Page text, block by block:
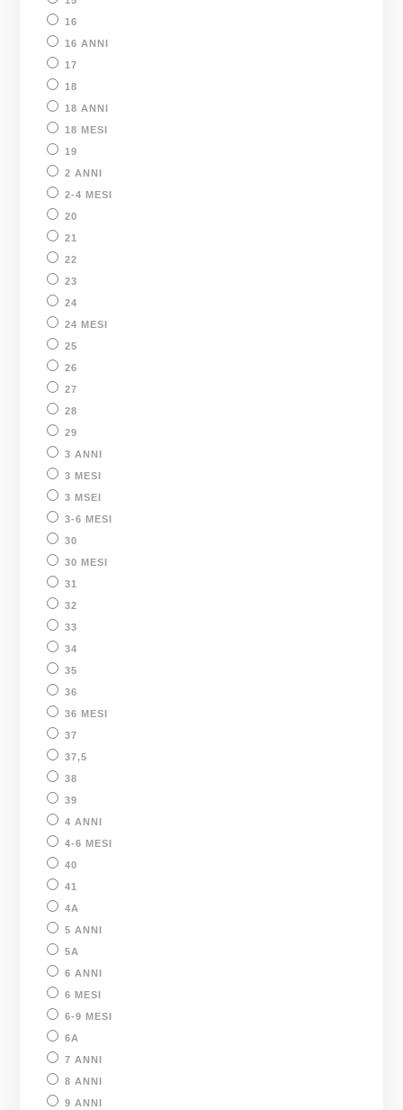
16
16 ANNI
17
18
18 ANNI
18 MESI
19
2 ANNI
2-4 MESI
20
21
22
23
24
24 MESI
25
26
27
28
29
3 ANNI
3 MESI
3 MSEI
3-6 MESI
30
30 MESI
31
32
33
34
35
36
36 MESI
37
37,5
38
39
4 ANNI
4-6 MESI
40
41
4A
5 ANNI
5A
6 ANNI
6 MESI
6-9 MESI
6A
7 ANNI
8 ANNI
9 ANNI